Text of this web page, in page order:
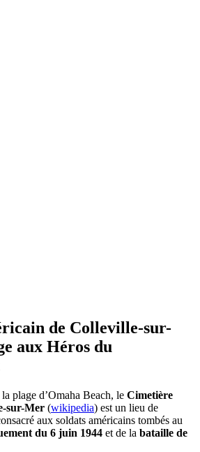
de Colleville-sur-
aux Héros du
plage d’Omaha Beach, le Cimetière
sur-Mer (wikipedia) est un lieu de
aux soldats américains tombés au
du 6 juin 1944 et de la bataille de